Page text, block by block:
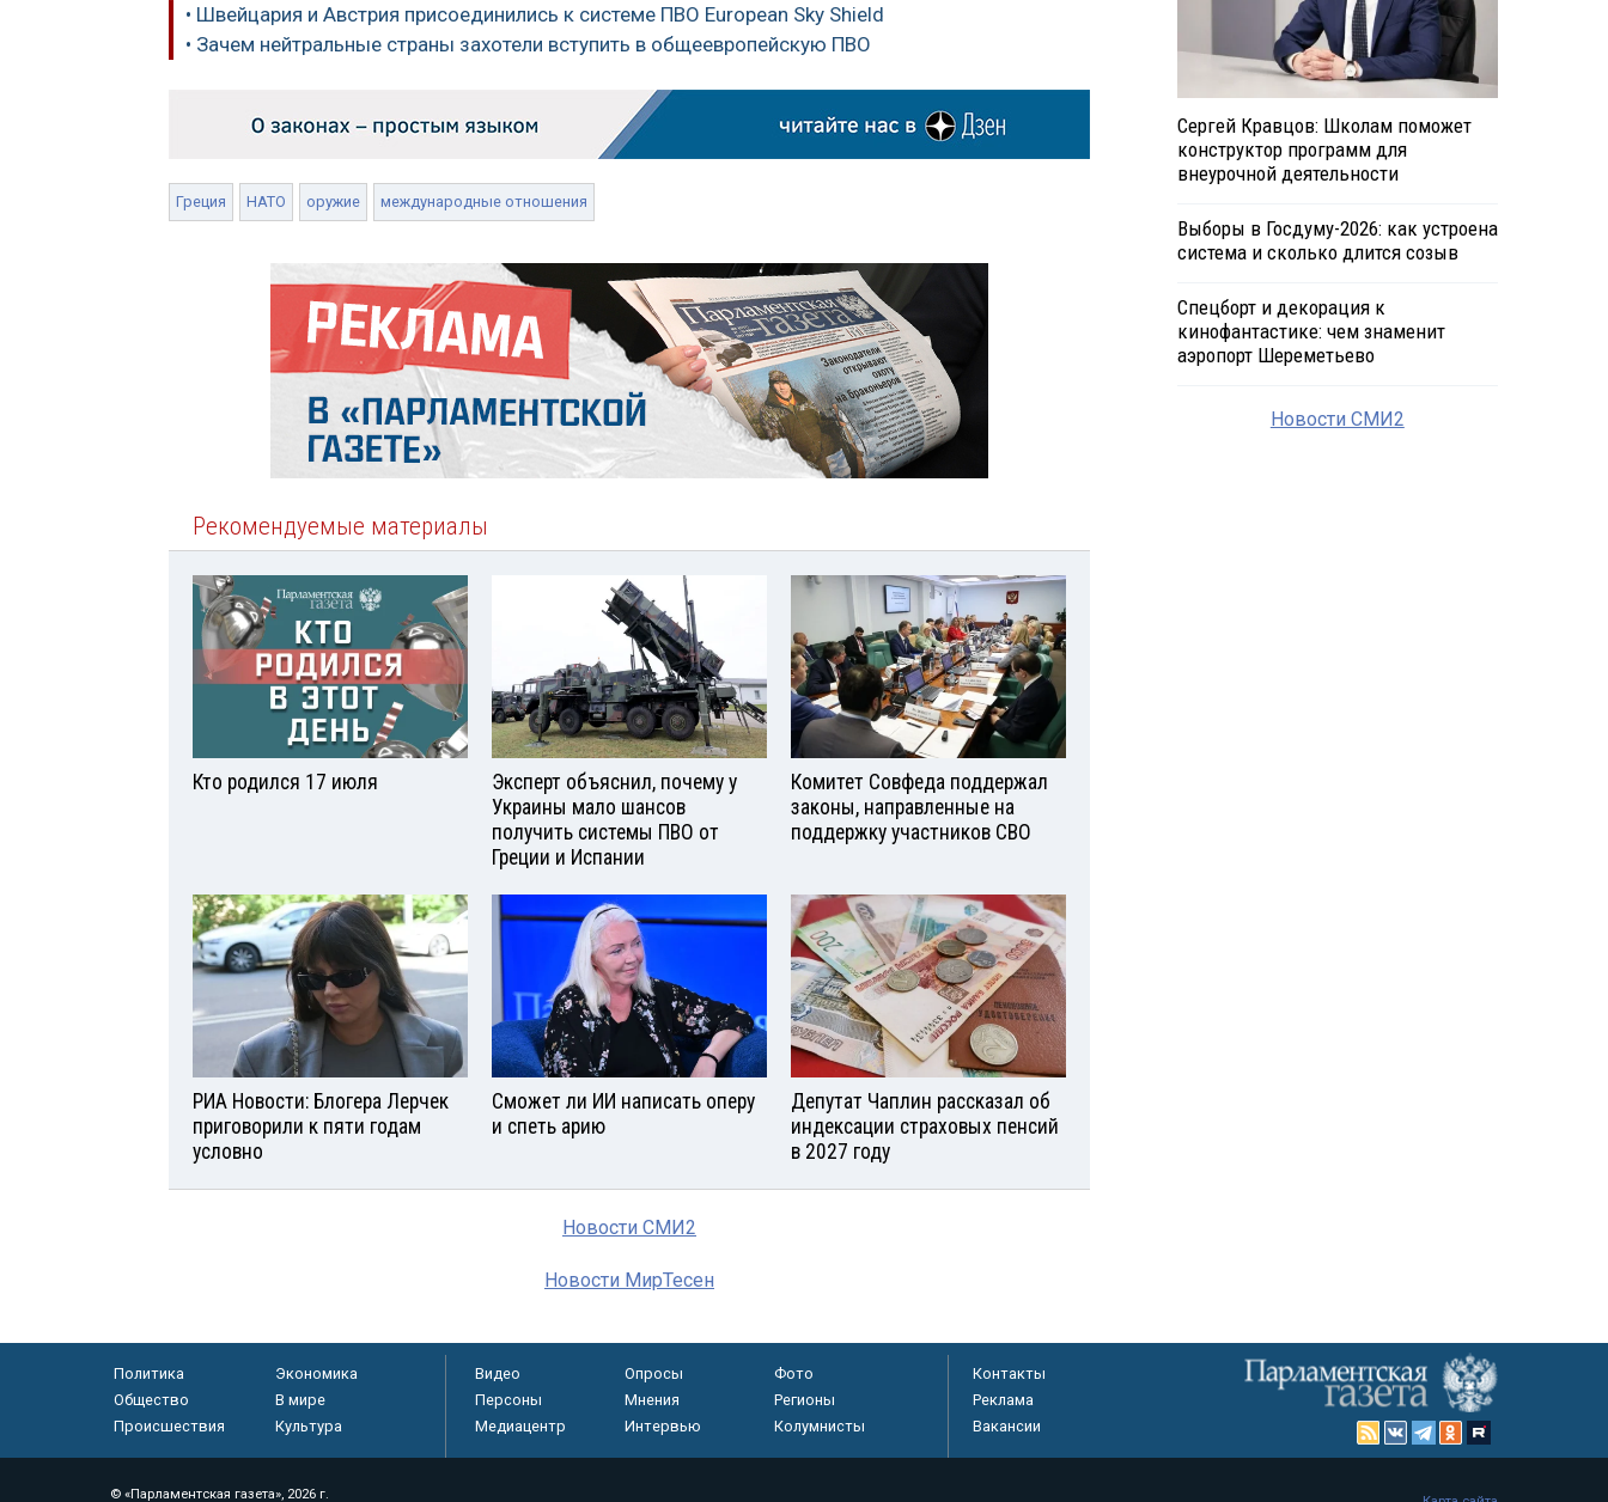
• Швейцария и Австрия присоединились к системе ПВО European Sky Shield
• Зачем нейтральные страны захотели вступить в общеевропейскую ПВО
Греция НАТО оружие международные отношения
Рекомендуемые материалы
Кто родился 17 июля
Эксперт объяснил, почему у
Украины мало шансов
получить системы ПВО от
Греции и Испании
Комитет Совфеда поддержал
законы, направленные на
поддержку участников СВО
РИА Новости: Блогера Лерчек
приговорили к пяти годам
условно
Сможет ли ИИ написать оперу
и спеть арию
Депутат Чаплин рассказал об
индексации страховых пенсий
в 2027 году
Новости СМИ2
Новости МирТесен
Сергей Кравцов: Школам поможет
конструктор программ для
внеурочной деятельности
Выборы в Госдуму-2026: как устроена
система и сколько длится созыв
Спецборт и декорация к
кинофантастике: чем знаменит
аэропорт Шереметьево
Новости СМИ2
Политика
Экономика
Общество
В мире
Происшествия
Культура
Видео Опросы
Фото
Персоны
Мнения
Регионы
Медиацентр
Интервью Колумнисты
Контакты
Реклама
Вакансии
© «Парламентская газета», 2026 г.